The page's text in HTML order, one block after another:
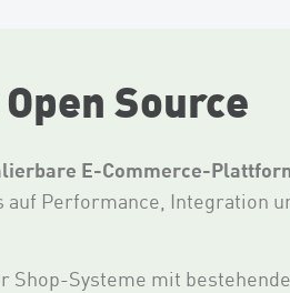
Source
E-Commerce-
auf Performance, Integration
Shop-Systeme mit